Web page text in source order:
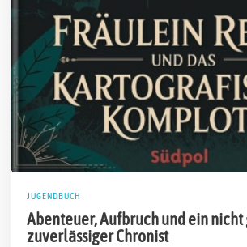
JUGENDBUCH
Abenteuer, Aufbruch und ein nicht
zuverlässiger Chronist